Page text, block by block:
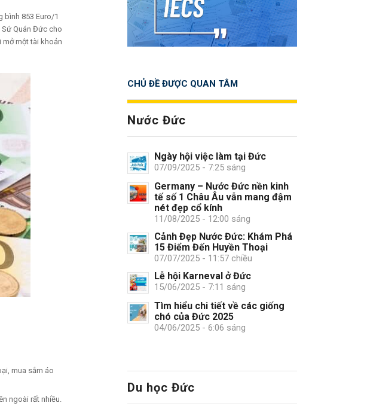
bình 853 Euro/1
Quán Đức cho
một tài khoản
mua sắm áo
ngoài rất nhiều.
CHỦ ĐỀ ĐƯỢC QUAN TÂM
Nước Đức
Ngày hội việc làm tại Đức
07/09/2025 - 7:25 sáng
Germany – Nước Đức nền kinh
tế số 1 Châu Âu vẫn mang đậm
nét đẹp cổ kính
11/08/2025 - 12:00 sáng
Cảnh Đẹp Nước Đức: Khám Phá
15 Điểm Đến Huyền Thoại
07/07/2025 - 11:57 chiều
Lễ hội Karneval ở Đức
15/06/2025 - 7:11 sáng
Tìm hiểu chi tiết về các giống
chó của Đức 2025
04/06/2025 - 6:06 sáng
Du học Đức